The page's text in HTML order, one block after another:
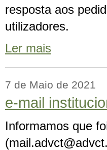
resposta aos
utilizadores.
Ler mais
7 de Maio de 2021
e-mail
Informamos que